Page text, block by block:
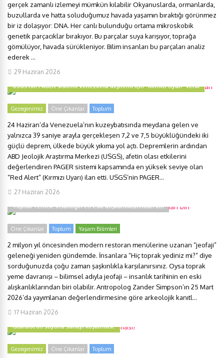
gerçek zamanlı izlemeyi mümkün kılabilir Okyanuslarda, ormanlarda,
buzullarda ve hatta soluduğumuz havada yaşamın bıraktığı görünmez
bir iz dolaşıyor: DNA. Her canlı bulunduğu ortama mikroskobik
genetik parçacıklar bırakıyor. Bu parçalar suya karışıyor, toprağa
gömülüyor, havada sürükleniyor. Bilim insanları bu parçaları analiz
ederek ...
29 Haziran 2026
USGS’nin PAGER sistemi Venezuela depremi için “Kırmızı Uyarı” verdi
Gezegenimiz Öne Çıkanlar Toplum
24 Haziran’da Venezuela’nın kuzeybatısında meydana gelen ve
yalnızca 39 saniye arayla gerçekleşen 7,2 ve 7,5 büyüklüğündeki iki
güçlü deprem, ülkede büyük yıkıma yol açtı. Depremlerin ardından
ABD Jeolojik Araştırma Merkezi (USGS), afetin olası etkilerini
değerlendiren PAGER sistemi kapsamında en yüksek seviye olan
“Red Alert” (Kırmızı Uyarı) ilan etti. USGS’nin PAGER...
27 Haziran 2026
Toprak Yemek: İnsanlığın en eski alışkanlıklarından biri
Öne Çıkanlar Toplum Yaşam Bilimleri
2 milyon yıl öncesinden modern restoran menülerine uzanan “jeofaji”
geleneği yeniden gündemde. İnsanlara “Hiç toprak yediniz mi?” diye
sorduğunuzda çoğu zaman şaşkınlıkla karşılanırsınız. Oysa toprak
yeme davranışı – bilimsel adıyla jeofaji – insanlık tarihinin en eski
alışkanlıklarından biri olabilir. Antropolog Zander Simpson’ın 25 Mart
2026’da yayımlanan değerlendirmesine göre arkeolojik kanıtl...
17 Haziran 2026
İstanbul’un suyuna sanayi kuşatması!
Gezegenimiz Öne Çıkanlar Toplum